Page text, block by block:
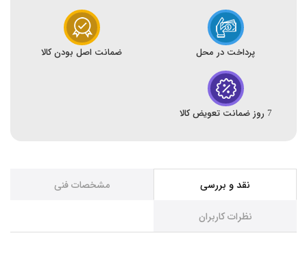
پرداخت در محل ضمانت اصل بودن کالا
7 روز ضمانت تعویض کالا
نقد و بررسی مشخصات فنی
نظرات کاربران